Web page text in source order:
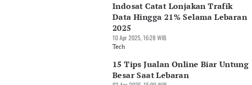
Indosat Catat Lonjakan Trafik
Data Hingga 21% Selama Lebaran
2025
10 Apr 2025, 16:28 WIB
Tech
15 Tips Jualan Online Biar Untung
Besar Saat Lebaran